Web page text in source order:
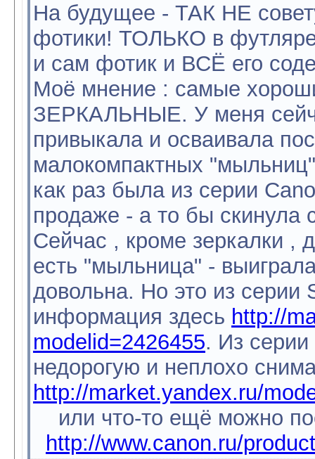
На будущее - ТАК НЕ
фотики! ТОЛЬКО в
и сам фотик и ВСЁ его
Моё мнение : самые
ЗЕРКАЛЬНЫЕ. У меня
привыкала и осваивала
малокомпактных
как раз была из серии
продаже - а то бы
Сейчас , кроме зеркалки ,
есть "мыльница" -
довольна. Но это из серии
информация здесь http://
modelid=2426455. Из серии
недорогую и неплохо
http://market.yandex.ru/
или что-то ещё можно
http://www.canon.ru/